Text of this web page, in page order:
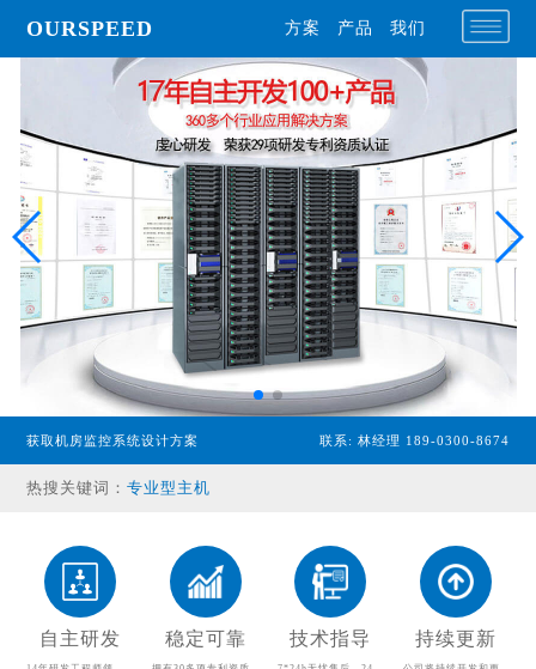
OURSPEED 方案 产品 我们
获取机房监控系统设计方案 联系: 林经理 189-0300-8674
热搜关键词：专业型主机
漏水检测设备
温湿度传感器
配电监控设备
气体监控设备
其他配件产品
自主研发 稳定可靠 技术指导 持续更新